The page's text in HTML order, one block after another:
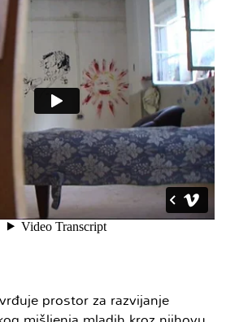
prostor za razvijanje